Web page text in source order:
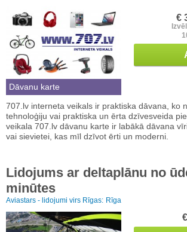
Dāvanu karte
€
707.lv interneta veikals ir praktiska dāvana, ko
tehnoloģiju vai praktiska un ērta dzīvesveida
veikala 707.lv dāvanu karte ir labākā dāvana
vai sievietei, kas mīl dzīvot ērti un moderni.
Lidojums ar deltaplānu no
minūtes
Aviastars - lidojumi virs Rīgas: Rīga